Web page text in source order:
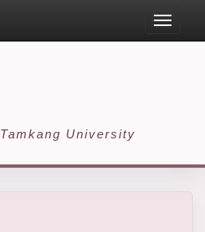
Toggle
Tamkang University